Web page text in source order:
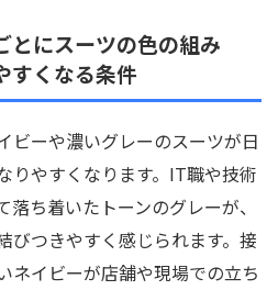
とにスーツの色の組み
すくなる条件
ビーや濃いグレーのスーツが日
りやすくなります。IT職や技術
ち着いたトーンのグレーが、
びつきやすく感じられます。接
ネイビーが店舗や現場での立ち